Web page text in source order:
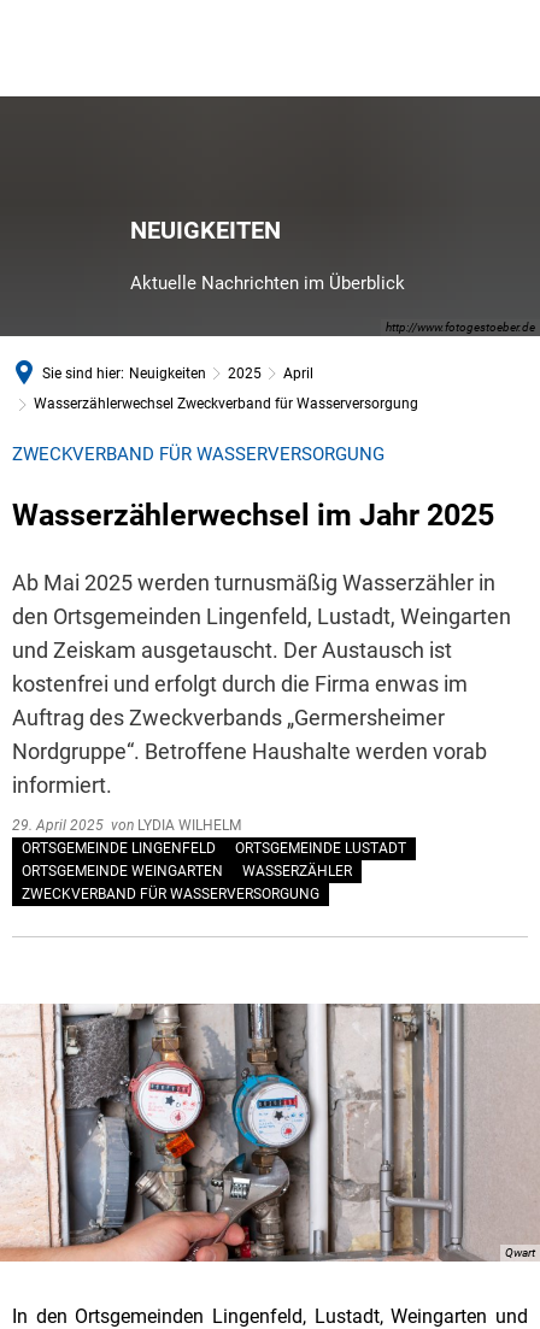
http://www.fotogestoeber.de
NEUIGKEITEN
Aktuelle Nachrichten im Überblick
Sie sind hier: Neuigkeiten 2025
April
Wasserzählerwechsel Zweckverband für Wasserversorgung
ZWECKVERBAND FÜR WASSERVERSORGUNG
Wasserzählerwechsel im Jahr 2025
Ab Mai 2025 werden turnusmäßig Wasserzähler in
den Ortsgemeinden Lingenfeld, Lustadt, Weingarten
und Zeiskam ausgetauscht. Der Austausch ist
kostenfrei und erfolgt durch die Firma enwas im
Auftrag des Zweckverbands „Germersheimer
Nordgruppe“. Betroffene Haushalte werden vorab
informiert.
29. April 2025 von LYDIA WILHELM
ORTSGEMEINDE LINGENFELD
ORTSGEMEINDE LUSTADT
ORTSGEMEINDE WEINGARTEN
WASSERZÄHLER
ZWECKVERBAND FÜR WASSERVERSORGUNG
Qwart
In den Ortsgemeinden Lingenfeld, Lustadt, Weingarten und